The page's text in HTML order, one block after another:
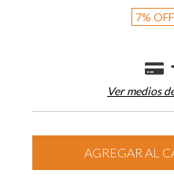
7% OFF
Ver medios